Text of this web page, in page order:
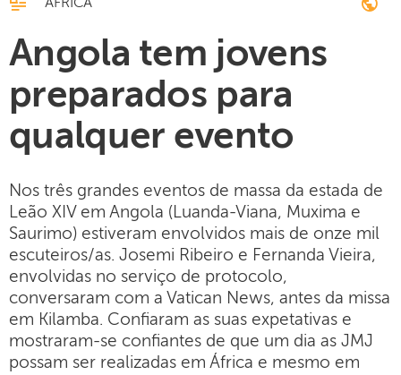
ÁFRICA
Angola tem jovens
preparados para
qualquer evento
Nos três grandes eventos de massa da estada de
Leão XIV em Angola (Luanda-Viana, Muxima e
Saurimo) estiveram envolvidos mais de onze mil
escuteiros/as. Josemi Ribeiro e Fernanda Vieira,
envolvidas no serviço de protocolo,
conversaram com a Vatican News, antes da missa
em Kilamba. Confiaram as suas expetativas e
mostraram-se confiantes de que um dia as JMJ
possam ser realizadas em África e mesmo em